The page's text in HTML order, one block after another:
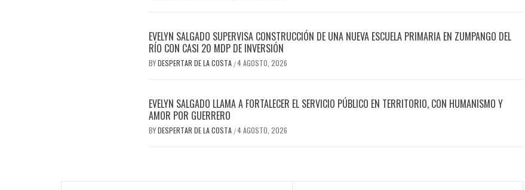
EVELYN SALGADO SUPERVISA CONSTRUCCIÓN DE UNA NUEVA ESCUELA PRIMARIA EN ZUMPANGO DEL
RÍO CON CASI 20 MDP DE INVERSIÓN
BYDESPERTAR DE LA COSTA /4 AGOSTO, 2026
EVELYN SALGADO LLAMA A FORTALECER EL SERVICIO PÚBLICO EN TERRITORIO, CON HUMANISMO Y
AMOR POR GUERRERO
BYDESPERTAR DE LA COSTA /4 AGOSTO, 2026